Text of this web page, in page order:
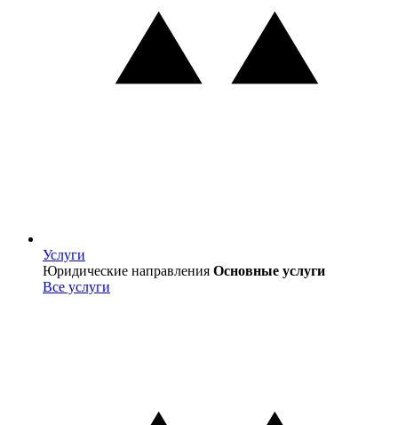
Услуги
Услуги
Юридические направления Основные услуги
Все услуги